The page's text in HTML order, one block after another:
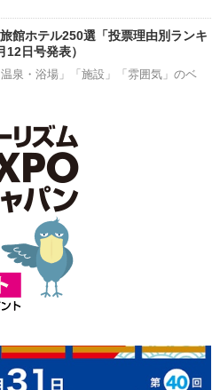
館ホテル250選「投票理由別ランキ
日号発表）
温泉・浴場」「施設」「雰囲気」のベ